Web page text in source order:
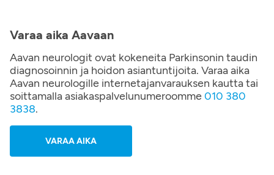
Varaa aika Aavaan
Aavan neurologit ovat kokeneita Parkinsonin taudin
diagnosoinnin ja hoidon asiantuntijoita. Varaa aika
Aavan neurologille internetajanvarauksen kautta tai
soittamalla asiakaspalvelunumeroomme010 380
3838.
VARAA AIKA